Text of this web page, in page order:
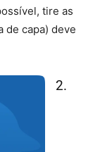
tire as
de capa) deve
2.